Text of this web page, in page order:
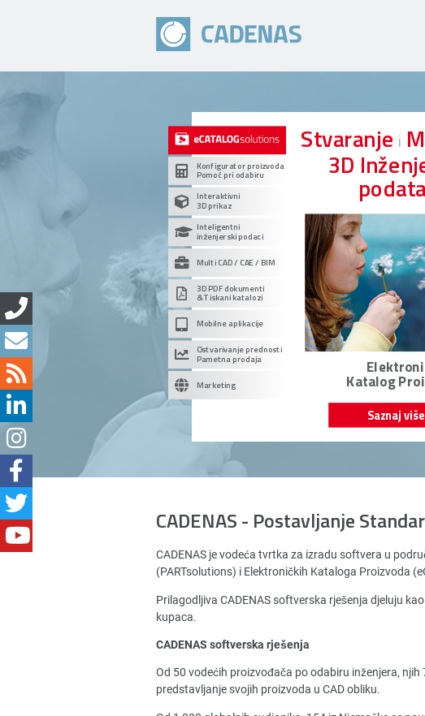
Konfigurator proizvoda
Pomoć pri odabiru
Interaktivni
3D prikaz
Inteligentni
inženjerski podaci
Multi CAD / CAE / BIM
3D PDF dokumenti
& Tiskani katalozi
Mobilne aplikacije
Ostvarivanje prednosti
Pametna prodaja
Marketing
Stvaranje i
3D
Katalog
Saznaj više
CADENAS - Postavljanje
CADENAS je vodeća tvrtka za izradu softvera u
(PARTsolutions) i Elektroničkih Kataloga Proizvoda
Prilagodljiva CADENAS softverska rješenja djeluju
kupaca.
CADENAS softverska rješenja
Od 50 vodećih proizvođača po odabiru inženjera, njih
predstavljanje svojih proizvoda u CAD obliku.